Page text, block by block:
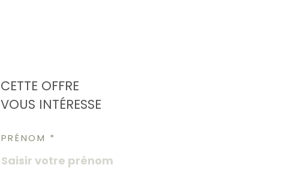
CETTE OFFRE
VOUS INTÉRESSE
PRÉNOM *